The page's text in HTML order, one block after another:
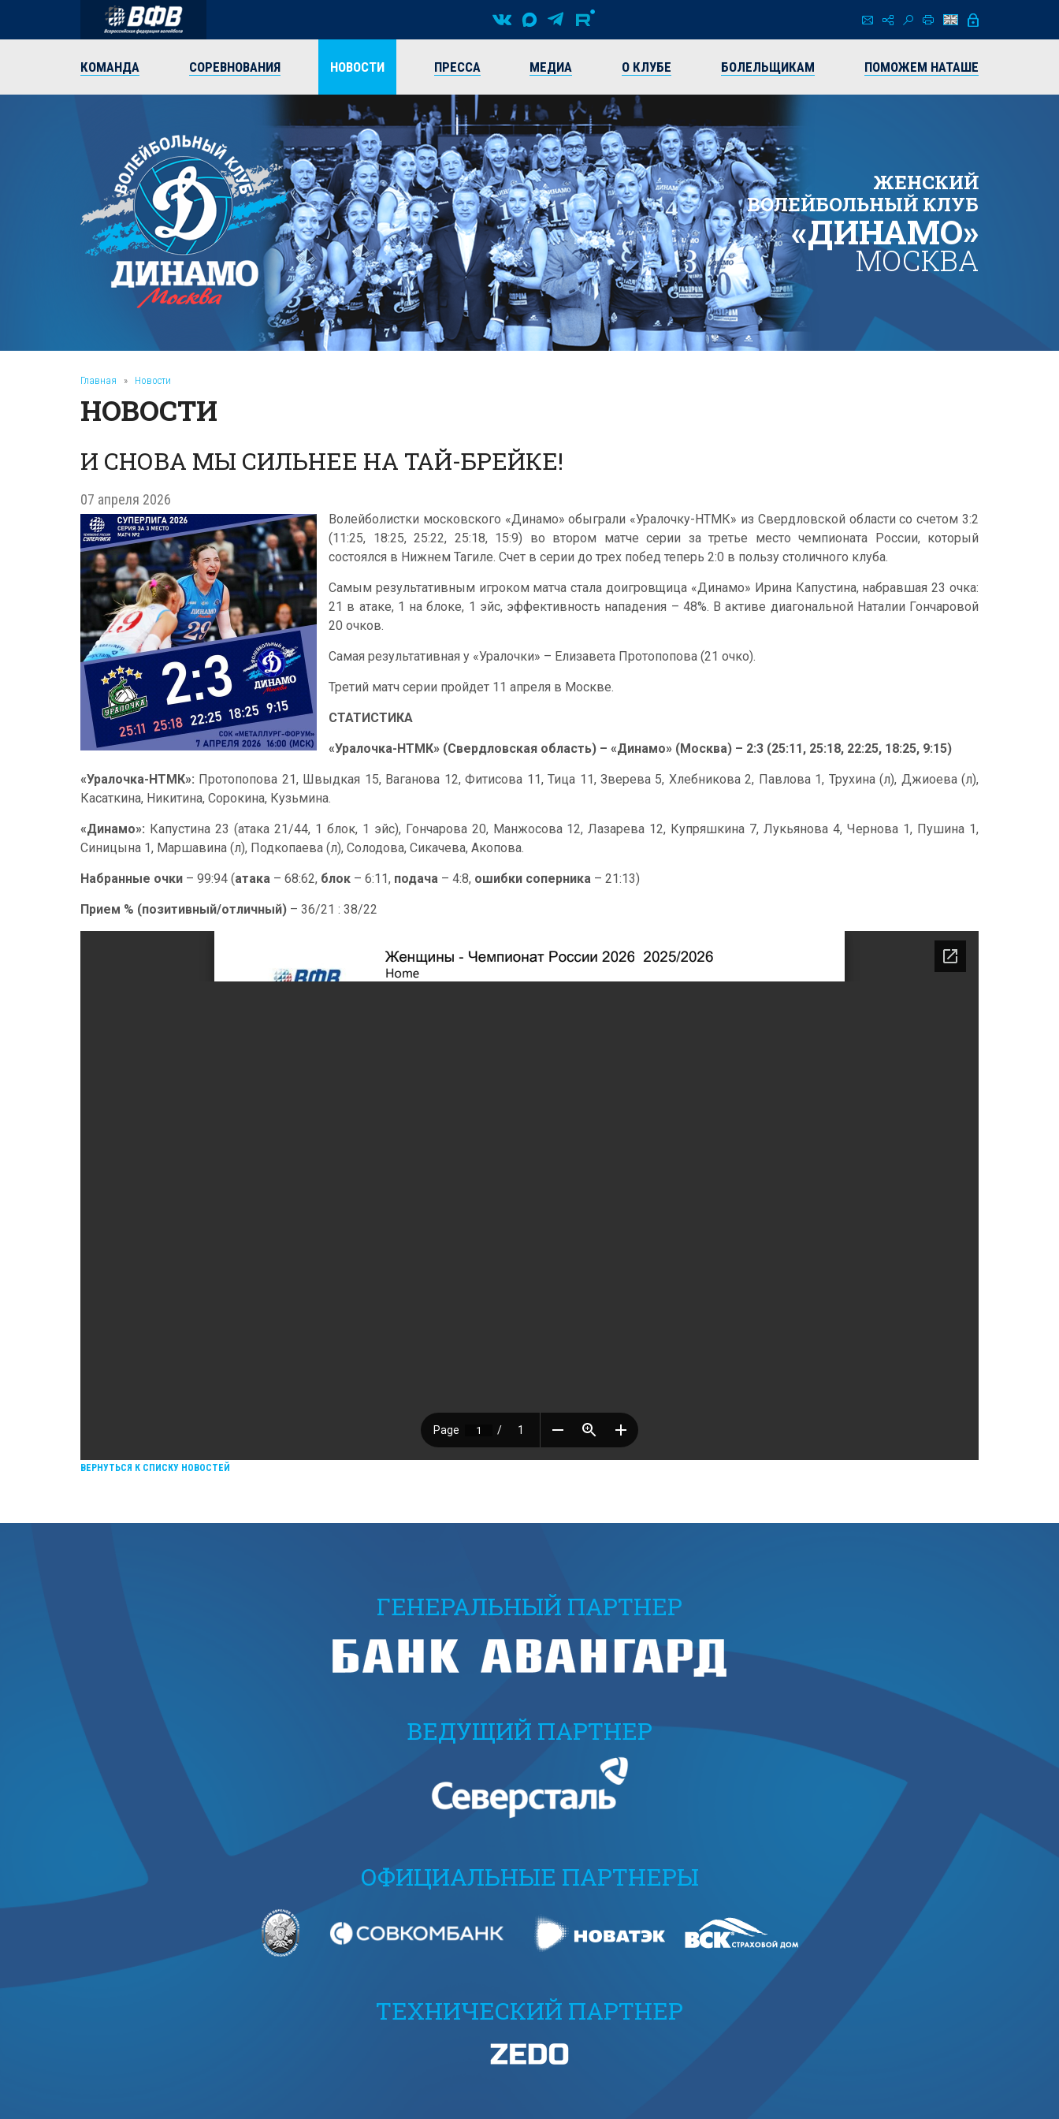
КОМАНДА СОРЕВНОВАНИЯ НОВОСТИ ПРЕССА МЕДИА О КЛУБЕ БОЛЕЛЬЩИКАМ ПОМОЖЕМ НАТАШЕ
ЖЕНСКИЙ
ВОЛЕЙБОЛЬНЫЙ КЛУБ
«ДИНАМО»
МОСКВА
Главная » Новости
НОВОСТИ
И СНОВА МЫ СИЛЬНЕЕ НА ТАЙ-БРЕЙКЕ!
07 апреля 2026
Волейболистки московского «Динамо» обыграли «Уралочку-НТМК» из Свердловской области со счетом 3:2
(11:25, 18:25, 25:22, 25:18, 15:9) во втором матче серии за третье место чемпионата России, который
состоялся в Нижнем Тагиле. Счет в серии до трех побед теперь 2:0 в пользу столичного клуба.
Самым результативным игроком матча стала доигровщица «Динамо» Ирина Капустина, набравшая 23 очка:
21 в атаке, 1 на блоке, 1 эйс, эффективность нападения – 48%. В активе диагональной Наталии Гончаровой
20 очков.
Самая результативная у «Уралочки» – Елизавета Протопопова (21 очко).
Третий матч серии пройдет 11 апреля в Москве.
СТАТИСТИКА
«Уралочка-НТМК» (Свердловская область) – «Динамо» (Москва) – 2:3 (25:11, 25:18, 22:25, 18:25, 9:15)
«Уралочка-НТМК»: Протопопова 21, Швыдкая 15, Ваганова 12, Фитисова 11, Тица 11, Зверева 5, Хлебникова 2, Павлова 1, Трухина (л), Джиоева (л),
Касаткина, Никитина, Сорокина, Кузьмина.
«Динамо»: Капустина 23 (атака 21/44, 1 блок, 1 эйс), Гончарова 20, Манжосова 12, Лазарева 12, Купряшкина 7, Лукьянова 4, Чернова 1, Пушина 1,
Синицына 1, Маршавина (л), Подкопаева (л), Солодова, Сикачева, Акопова.
Набранные очки – 99:94 (атака – 68:62, блок – 6:11, подача – 4:8, ошибки соперника – 21:13)
Прием % (позитивный/отличный) – 36/21 : 38/22
ВЕРНУТЬСЯ К СПИСКУ НОВОСТЕЙ
ГЕНЕРАЛЬНЫЙ ПАРТНЕР
ВЕДУЩИЙ ПАРТНЕР
ОФИЦИАЛЬНЫЕ ПАРТНЕРЫ
ТЕХНИЧЕСКИЙ ПАРТНЕР